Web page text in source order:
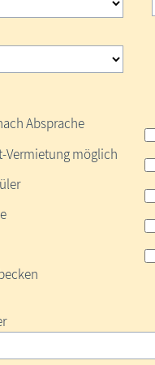
Absprache
Vermietung möglich